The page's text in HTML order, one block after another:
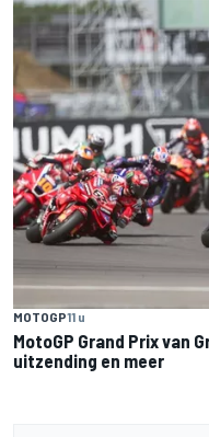
MOTOGP11 u
MotoGP Grand Prix van
uitzending en meer